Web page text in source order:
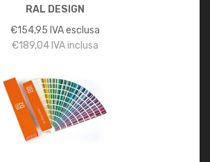
RAL DESIGN
€154,95 IVA esclusa
€189,04IVA inclusa